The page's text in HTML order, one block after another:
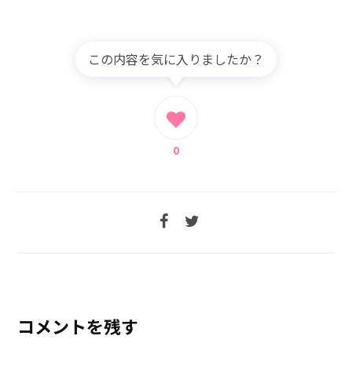
この内容を気に入りましたか？
0
コメントを残す